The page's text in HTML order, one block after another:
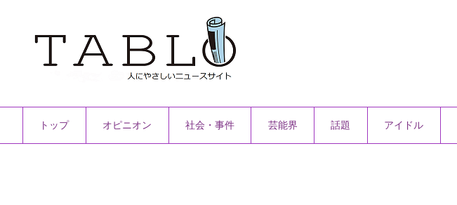
トップ オピニオン 社会・事件 芸能界 話題 アイドル